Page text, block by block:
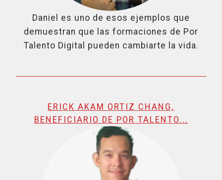
Daniel es uno de esos ejemplos que
demuestran que las formaciones de Por
Talento Digital pueden cambiarte la vida.
ERICK AKAM ORTIZ CHANG,
BENEFICIARIO DE POR TALENTO...